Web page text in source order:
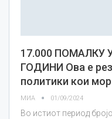
17.000 ПОМАЛКУ
ГОДИНИ Ова е
политики кои
МИА 01/09/2024
Во истиот период